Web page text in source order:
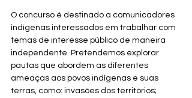
O concurso é destinado a comunicadores
indígenas interessados em trabalhar com
temas de interesse público de maneira
independente. Pretendemos explorar
pautas que abordem as diferentes
ameaças aos povos indígenas e suas
terras, como: invasões dos territórios;